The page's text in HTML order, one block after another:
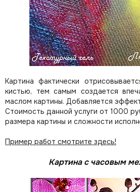
Картина фактически
кистью, тем самым создается
маслом картины. Добавляется
Стоимость данной услуги от 1000
размера картины и сложности
Пример работ смотрите здесь!
Картина с часовым